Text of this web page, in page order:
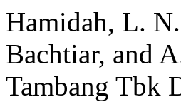
Hamidah, L.
Bachtiar, and
Tambang Tbk